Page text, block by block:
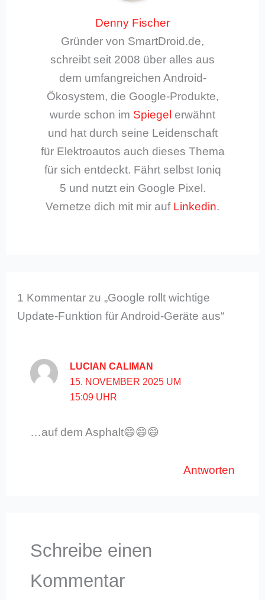
Denny Fischer
Gründer von SmartDroid.de,
schreibt seit 2008 über alles aus
dem umfangreichen Android-
Ökosystem, die Google-Produkte,
wurde schon im Spiegel erwähnt
und hat durch seine Leidenschaft
für Elektroautos auch dieses Thema
für sich entdeckt. Fährt selbst Ioniq
5 und nutzt ein Google Pixel.
Vernetze dich mit mir auf Linkedin.
1 Kommentar zu „Google rollt wichtige
Update-Funktion für Android-Geräte aus“
LUCIAN CALIMAN
15. NOVEMBER 2025 UM
15:09 UHR
…auf dem Asphalt😄😄😄
Antworten
Schreibe einen
Kommentar